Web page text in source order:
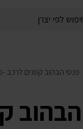
פנסי הבהוב קטנים לרכב -